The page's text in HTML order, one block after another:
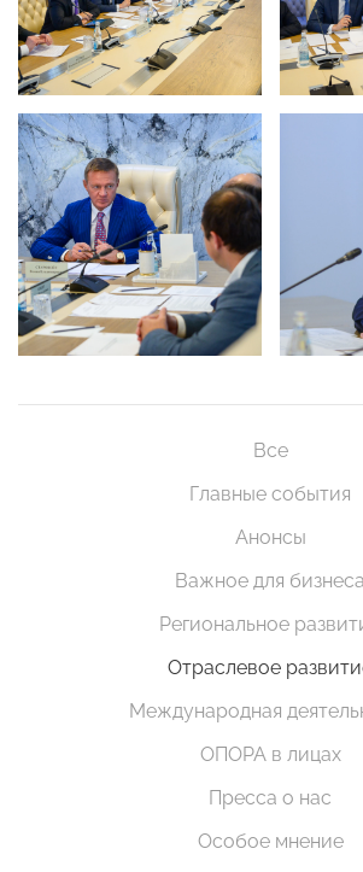
Все
Главные события
Анонсы
Важное для бизнеса
Региональное
Отраслевое
Международная
ОПОРА в лицах
Пресса о нас
Особое мнение